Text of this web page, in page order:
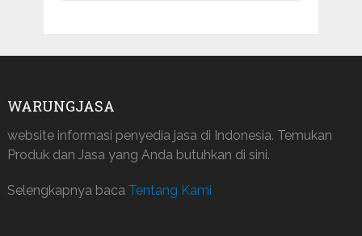
WARUNGJASA
website informasi penyedia jasa di Indonesia. Temukan
Produk dan Jasa yang Anda butuhkan di sini.
Selengkapnya baca Tentang Kami